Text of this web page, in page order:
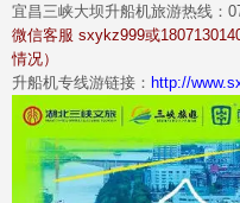
宜昌三峡大坝升船机旅游热线：
微信客服 sxykz999或
情况）
升船机专线游链接： http://